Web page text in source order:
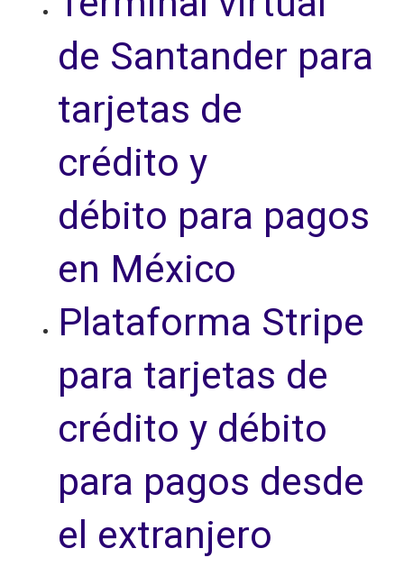
de Santander para
tarjetas de
crédito y
débito para pagos
en México
Plataforma Stripe
para tarjetas de
crédito y débito
para pagos desde
el extranjero